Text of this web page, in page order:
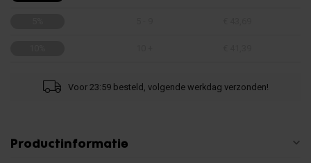
Voor 23:59 besteld, volgende werkdag verzonden!
Productinformatie